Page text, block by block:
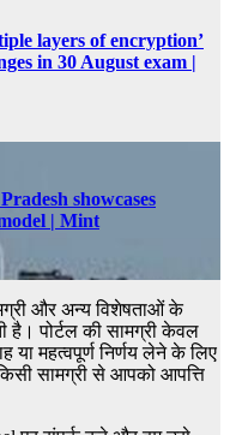
layers of encryption’
in 30 August exam |
showcases
| Mint
और अन्य विशेषताओं के
है। पोर्टल की सामग्री केवल
या महत्वपूर्ण निर्णय लेने के लिए
सामग्री से आपको आपत्ति